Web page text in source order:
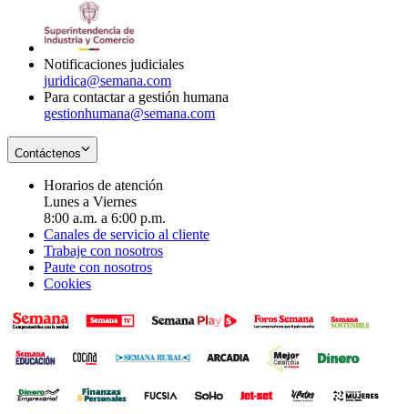
Notificaciones judiciales
juridica@semana.com
Para contactar a gestión humana
gestionhumana@semana.com
Contáctenos
Horarios de atención
Lunes a Viernes
8:00 a.m. a 6:00 p.m.
Canales de servicio al cliente
Trabaje con nosotros
Paute con nosotros
Cookies